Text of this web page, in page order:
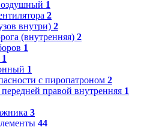
1
2
внутри) 2
(внутренняя) 2
1
1
1
с пиропатроном 2
правой внутренняя 1
3
44